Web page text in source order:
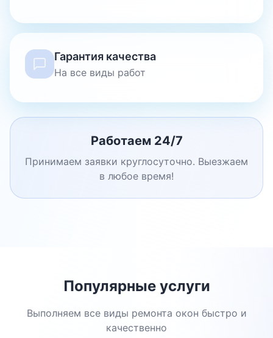
Гарантия качества
На все виды работ
Работаем 24/7
Принимаем заявки круглосуточно. Выезжаем
в любое время!
Популярные услуги
Выполняем все виды ремонта окон быстро и
качественно